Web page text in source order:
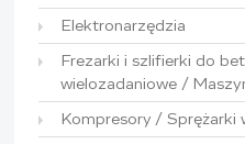
Elektronarzędzia
Frezarki i szlifierki do
wielozadaniowe /
Kompresory / Sprężarki